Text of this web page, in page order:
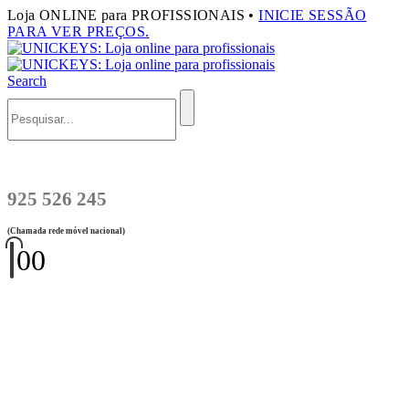
Loja ONLINE para PROFISSIONAIS •INICIE SESSÃO
PARA VER PREÇOS.
Search
925 526 245
(Chamada rede móvel nacional)
00